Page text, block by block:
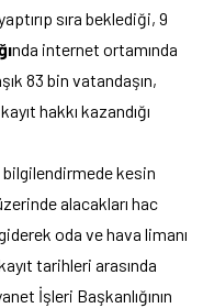
sıra beklediği, 9
nda internet ortamında
83 bin vatandaşın,
hakkı kazandığı
bilgilendirmede kesin
alacakları hac
oda ve hava limanı
tarihleri arasında
İşleri Başkanlığının